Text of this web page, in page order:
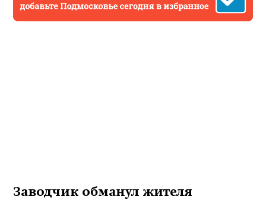
Заводчик обманул жителя